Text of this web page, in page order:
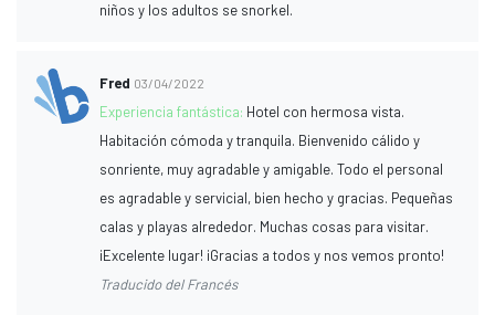
niños y los adultos se snorkel.
Fred 03/04/2022
Experiencia fantástica: Hotel con hermosa vista.
Habitación cómoda y tranquila. Bienvenido cálido y
sonriente, muy agradable y amigable. Todo el personal
es agradable y servicial, bien hecho y gracias. Pequeñas
calas y playas alrededor. Muchas cosas para visitar.
¡Excelente lugar! ¡Gracias a todos y nos vemos pronto!
Traducido del Francés